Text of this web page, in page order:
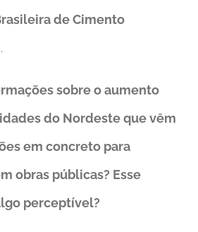
de Cimento
.
sobre o aumento
do Nordeste que vêm
em concreto para
obras públicas? Esse
perceptível?